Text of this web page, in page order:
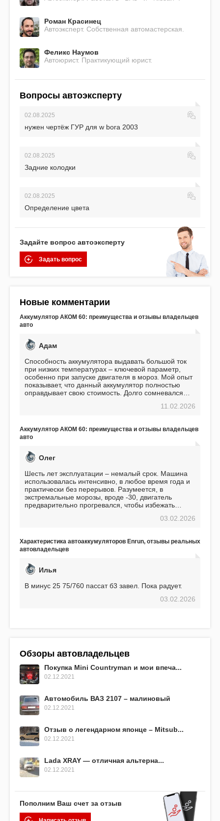
Роман Красинец
Автоэксперт. Собственная автомастерская.
Феликс Наумов
Автоюрист. Практикующий юрист.
Вопросы автоэксперту
02.08.2025
нужен чертёж ГУР для w bora 2003
02.08.2025
Задние колодки
02.08.2025
Определение цвета
Задайте вопрос автоэксперту
Задать вопрос
Новые комментарии
Аккумулятор АКОМ 60: преимущества и отзывы владельцев
авто
Адам
Способность аккумулятора выдавать большой ток
при низких температурах – ключевой параметр,
особенно при запуске двигателя в мороз. Мой опыт
показывает, что данный аккумулятор полностью
оправдывает свою стоимость. Долго сомневался
пожалел. Считаю, что это отличное вложение,11.02.2026
Аккумулятор АКОМ 60: преимущества и отзывы владельцев
авто
Олег
Шесть лет эксплуатации – немалый срок. Машина
использовалась интенсивно, в любое время года и
практически без перерывов. Разумеется, в
экстремальные морозы, вроде -30, двигатель
предварительно прогревался, чтобы избежать
использования не было ни единой поломки,
EFB 75. Судя по характеристикам, он даже
превосходит предыдущую модель.
03.02.2026
Характеристика автоаккумуляторов Enrun, отзывы реальных
автовладельцев
Илья
В минус 25 75/760 пассат б3 завел. Пока радует.
03.02.2026
Обзоры автовладельцев
Покупка Mini Countryman и мои впеча...
02.12.2021
Автомобиль ВАЗ 2107 – малиновый
02.12.2021
Отзыв о легендарном японце – Mitsub...
02.12.2021
Lada XRAY — отличная альтерна...
02.12.2021
Пополним Ваш счет за отзыв